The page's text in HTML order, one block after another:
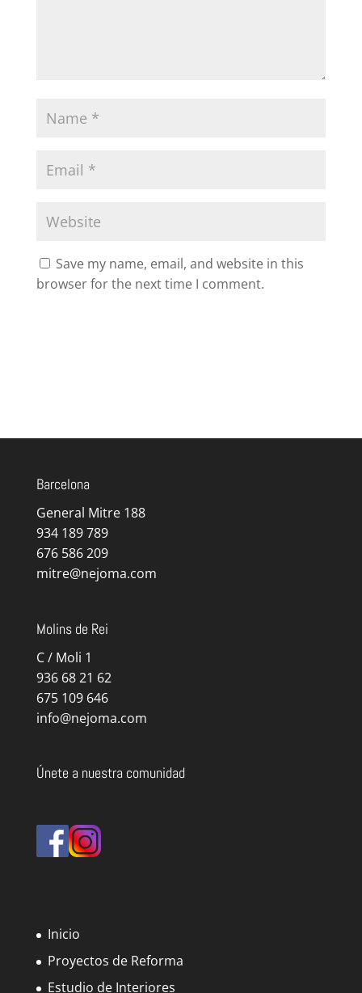
Save my name, email, and website in this
browser for the next time I comment.
Barcelona
General Mitre 188
934 189 789
676 586 209
mitre@nejoma.com
Molins de Rei
C / Moli 1
936 68 21 62
675 109 646
info@nejoma.com
Únete a nuestra comunidad
Inicio
Proyectos de Reforma
Estudio de Interiores